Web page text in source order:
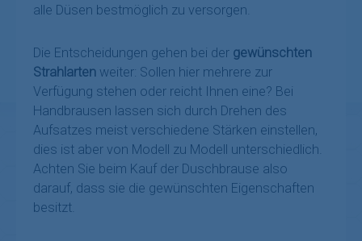
alle Düsen bestmöglich zu versorgen.
Die Entscheidungen gehen bei der gewünschten
Strahlarten weiter: Sollen hier mehrere zur
Verfügung stehen oder reicht Ihnen eine? Bei
Handbrausen lassen sich durch Drehen des
Aufsatzes meist verschiedene Stärken einstellen,
dies ist aber von Modell zu Modell unterschiedlich.
Achten Sie beim Kauf der Duschbrause also
darauf, dass sie die gewünschten Eigenschaften
besitzt.